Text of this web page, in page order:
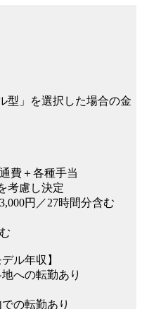
型」を選択した場合の金
費＋各種手当
考慮し決定
円／27時間分含む
ル年収】
への転勤あり
の転勤あり